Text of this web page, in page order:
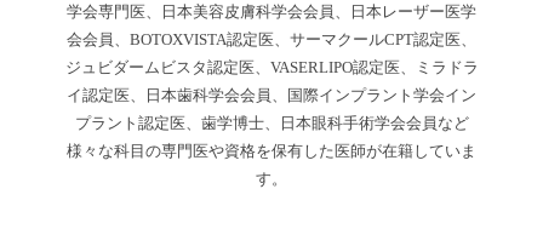
学会専門医、日本美容皮膚科学会会員、日本レーザー医学
会会員、BOTOXVISTA認定医、サーマクールCPT認定医、
ジュビダームビスタ認定医、VASERLIPO認定医、ミラドラ
イ認定医、日本歯科学会会員、国際インプラント学会イン
プラント認定医、歯学博士、日本眼科手術学会会員など
様々な科目の専門医や資格を保有した医師が在籍していま
す。